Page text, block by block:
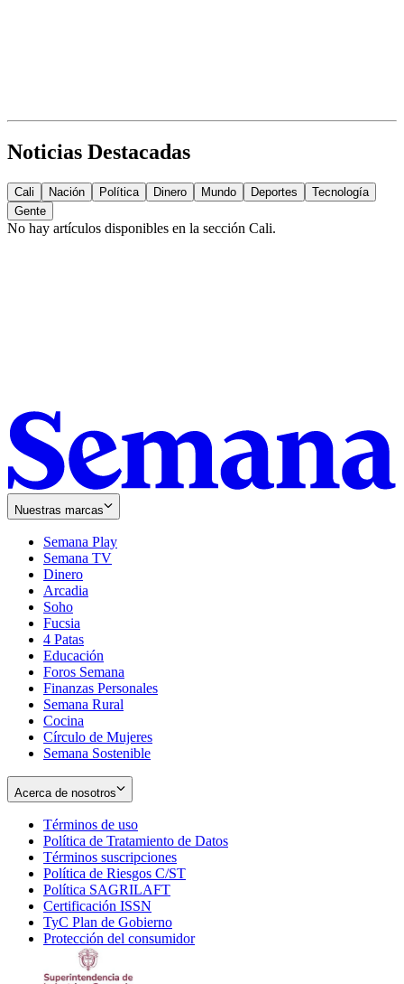
Noticias Destacadas
Cali Nación Política Dinero Mundo Deportes
Tecnología
Gente
No hay artículos disponibles en la sección Cali.
Nuestras marcas
Semana Play
Semana TV
Dinero
Arcadia
Soho
in
new
window
Fucsia
in
new
window
4 Patas
Educación
Foros Semana
Finanzas Personales
Semana Rural
Cocina
Círculo de Mujeres
Semana Sostenible
Acerca de nosotros
Términos de uso
in
new
window
Política de Tratamiento de Datos
Términos suscripciones
in
Política de Riesgos C/ST
Política SAGRILAFT
new
window
Certificación ISSN
in
new
TyC Plan de Gobierno
in
Protección del consumidorOpens